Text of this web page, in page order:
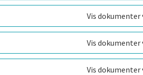
Vis dokumenter
Vis dokumenter
Vis dokumenter